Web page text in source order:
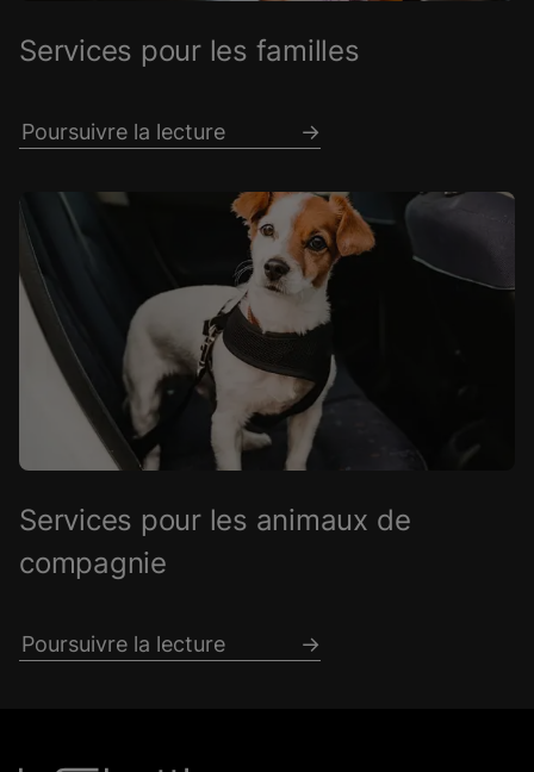
Services pour les familles
Poursuivre la lecture
Services pour les animaux de
compagnie
Poursuivre la lecture